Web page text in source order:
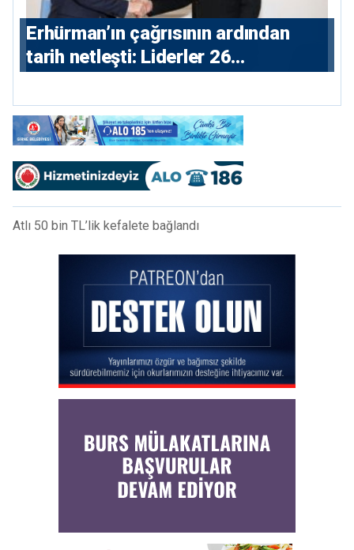
Erhürman’ın çağrısının ardından
tarih netleşti: Liderler 26
Atlı 50 bin TL’lik kefalete bağlandı